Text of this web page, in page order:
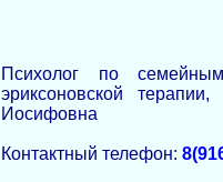
Психолог по
эриксоновской терапии,
Иосифовна
Контактный телефон: